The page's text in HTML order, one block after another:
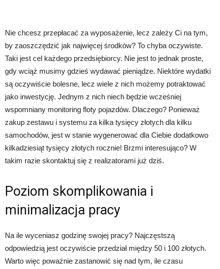
Nie chcesz przepłacać za wyposażenie, lecz zależy Ci na tym,
by zaoszczędzić jak najwięcej środków? To chyba oczywiste.
Taki jest cel każdego przedsiębiorcy. Nie jest to jednak proste,
gdy wciąż musimy gdzieś wydawać pieniądze. Niektóre wydatki
są oczywiście bolesne, lecz wiele z nich możemy potraktować
jako inwestycję. Jednym z nich niech będzie wcześniej
wspomniany monitoring floty pojazdów. Dlaczego? Ponieważ
zakup zestawu i systemu za kilka tysięcy złotych dla kilku
samochodów, jest w stanie wygenerować dla Ciebie dodatkowo
kilkadziesiąt tysięcy złotych rocznie! Brzmi interesująco? W
takim razie skontaktuj się z realizatorami już dziś.
Poziom skomplikowania i
minimalizacja pracy
Na ile wyceniasz godzinę swojej pracy? Najczęstszą
odpowiedzią jest oczywiście przedział między 50 i 100 złotych.
Warto więc poważnie zastanowić się nad tym, ile czasu